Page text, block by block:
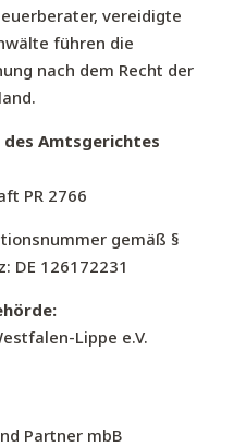
vereidigte
führen die
nach dem Recht der
Amtsgerichtes
PR 2766
gemäß §
DE 126172231
Lippe e.V.
Partner mbB